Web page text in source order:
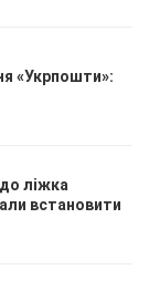
«Укрпошти»:
ліжка
встановити